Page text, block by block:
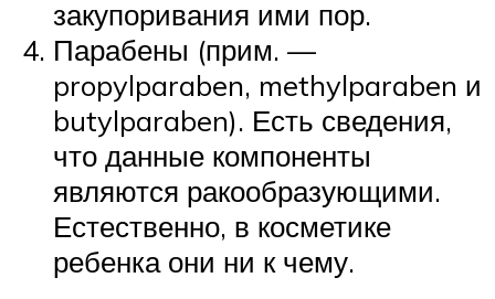
закупоривания ими пор.
Парабены (прим. —
propylparaben, methylparaben и
butylparaben). Есть сведения,
что данные компоненты
являются ракообразующими.
Естественно, в косметике
ребенка они ни к чему.